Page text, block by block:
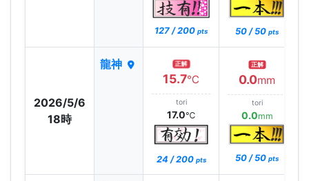
127 / 200 pts 50 / 50 pts
2026/5/6
18時
龍神 正解
15.7℃
tori
17.0℃
24 / 200 pts
正解
0.0mm
tori
0.0mm
50 / 50 pts